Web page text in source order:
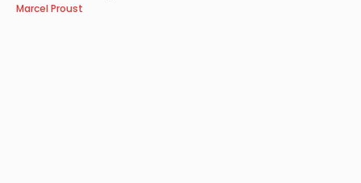
Marcel Proust